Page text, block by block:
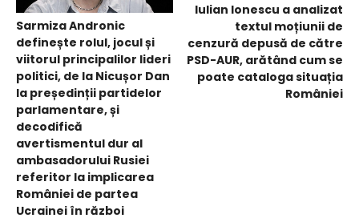
Sarmiza Andronic
definește rolul, jocul și
viitorul principalilor lideri
politici, de la Nicușor Dan
la președinții partidelor
parlamentare, și
decodifică
avertismentul dur al
ambasadorului Rusiei
referitor la implicarea
României de partea
Ucrainei în război
Iulian Ionescu a analizat
textul moțiunii de
cenzură depusă de către
PSD-AUR, arătând cum se
poate cataloga situația
României